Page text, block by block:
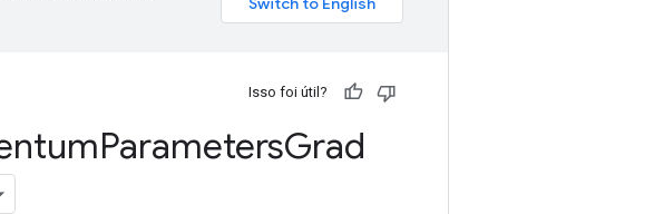
Isso foi útil?
ParametersGrad